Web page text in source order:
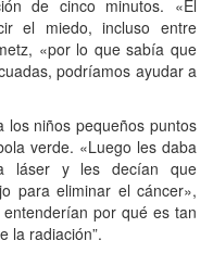
de cinco minutos. «El
el miedo, incluso entre
«por lo que sabía que
podríamos ayudar a
los niños pequeños puntos
verde. «Luego les daba
láser y les decían que
para eliminar el cáncer»,
por qué es tan
la radiación”.